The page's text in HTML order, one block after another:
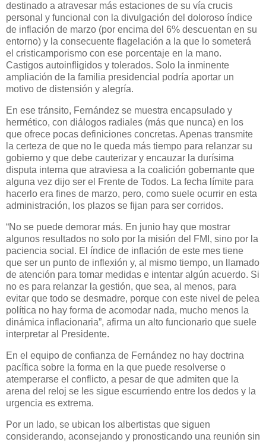
destinado a atravesar más estaciones de su vía crucis
personal y funcional con la divulgación del doloroso índice
de inflación de marzo (por encima del 6% descuentan en su
entorno) y la consecuente flagelación a la que lo someterá
el cristicamporismo con ese porcentaje en la mano.
Castigos autoinfligidos y tolerados. Solo la inminente
ampliación de la familia presidencial podría aportar un
motivo de distensión y alegría.
En ese tránsito, Fernández se muestra encapsulado y
hermético, con diálogos radiales (más que nunca) en los
que ofrece pocas definiciones concretas. Apenas transmite
la certeza de que no le queda más tiempo para relanzar su
gobierno y que debe cauterizar y encauzar la durísima
disputa interna que atraviesa a la coalición gobernante que
alguna vez dijo ser el Frente de Todos. La fecha límite para
hacerlo era fines de marzo, pero, como suele ocurrir en esta
administración, los plazos se fijan para ser corridos.
“No se puede demorar más. En junio hay que mostrar
algunos resultados no solo por la misión del FMI, sino por la
paciencia social. El índice de inflación de este mes tiene
que ser un punto de inflexión y, al mismo tiempo, un llamado
de atención para tomar medidas e intentar algún acuerdo. Si
no es para relanzar la gestión, que sea, al menos, para
evitar que todo se desmadre, porque con este nivel de pelea
política no hay forma de acomodar nada, mucho menos la
dinámica inflacionaria”, afirma un alto funcionario que suele
interpretar al Presidente.
En el equipo de confianza de Fernández no hay doctrina
pacífica sobre la forma en la que puede resolverse o
atemperarse el conflicto, a pesar de que admiten que la
arena del reloj se les sigue escurriendo entre los dedos y la
urgencia es extrema.
Por un lado, se ubican los albertistas que siguen
considerando, aconsejando y pronosticando una reunión sin